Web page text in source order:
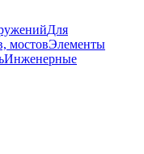
Для
мостовЭлементы
Инженерные